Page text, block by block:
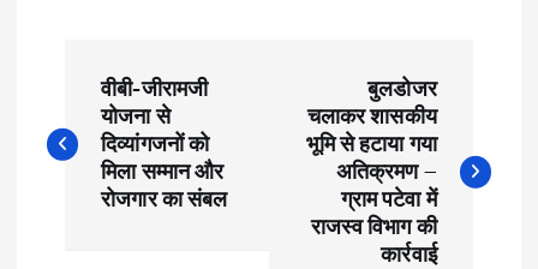
o
वीबी-जीरामजी
योजना से
दिव्यांगजनों को
मिला सम्मान और
रोजगार का संबल
बुलडोजर
चलाकर शासकीय
भूमि से हटाया गया
अतिक्रमण –
ग्राम पटेवा में
राजस्व विभाग की
कार्रवाई